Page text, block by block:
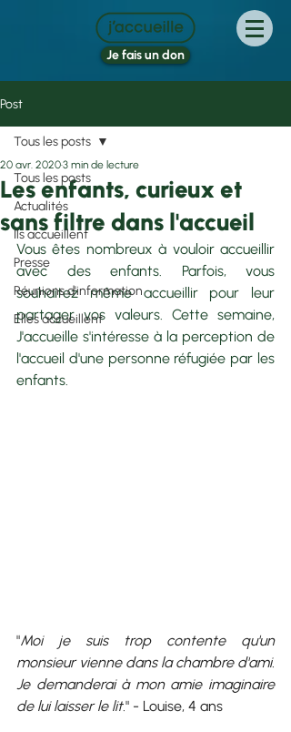
Je fais un don
Post
Tous les posts
Actualités
Ils accueillent
Presse
Réunions d'information
Elles accueillent
Tous les posts
Les enfants, curieux et
sans filtre dans l'accueil
20 avr. 20203 min de lecture
Vous êtes nombreux à vouloir accueillir
avec des enfants. Parfois, vous
souhaitez même accueillir pour leur
partager vos valeurs. Cette semaine,
J'accueille s'intéresse à la perception de
l'accueil d'une personne réfugiée par les
enfants.
"Moi je suis trop contente qu'un
monsieur vienne dans la chambre d'ami.
Je demanderai à mon amie imaginaire
de lui laisser le lit." - Louise, 4 ans